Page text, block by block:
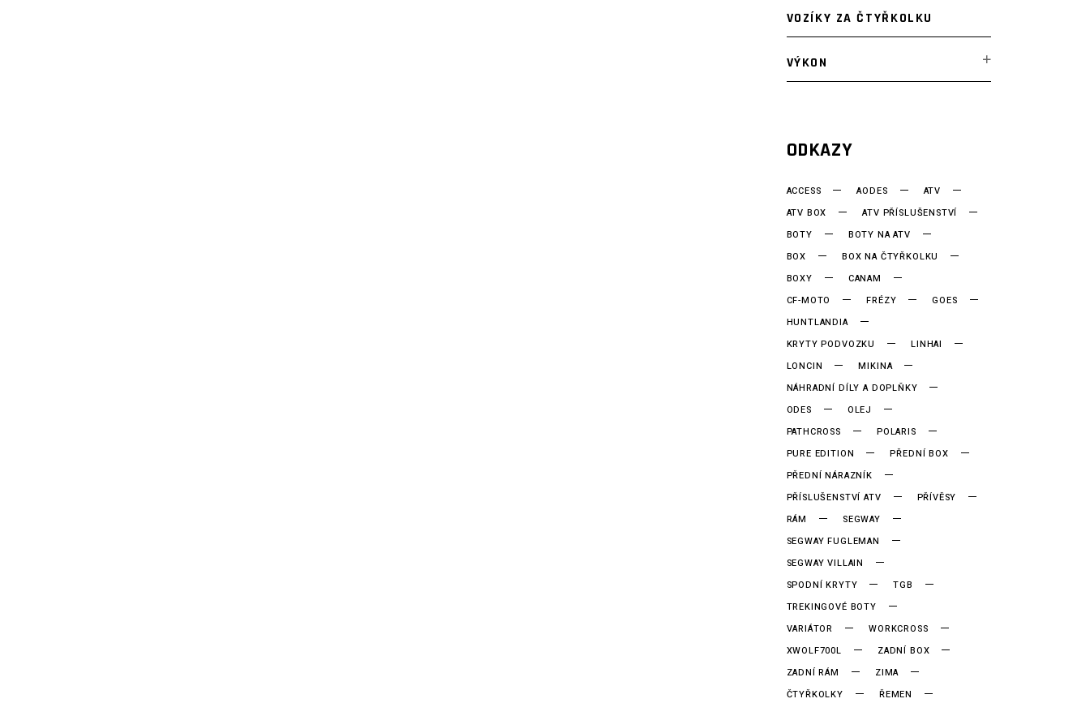
VOZÍKY ZA ČTYŘKOLKU
VÝKON
ODKAZY
ACCESS AODES
ATV
ATV BOX
ATV PŘÍSLUŠENSTVÍ
BOTY
BOTY NA ATV
BOX
BOX NA ČTYŘKOLKU
BOXY
CANAM
CF-MOTO
FRÉZY
GOES
HUNTLANDIA
KRYTY PODVOZKU
LINHAI
LONCIN
MIKINA
NÁHRADNÍ DÍLY A DOPLŇKY
ODES
OLEJ
PATHCROSS
POLARIS
PURE EDITION
PŘEDNÍ BOX
PŘEDNÍ NÁRAZNÍK
PŘÍSLUŠENSTVÍ ATV
PŘÍVĚSY
RÁM
SEGWAY
SEGWAY FUGLEMAN
SEGWAY VILLAIN
SPODNÍ KRYTY
TGB
TREKINGOVÉ BOTY
VARIÁTOR
WORKCROSS
XWOLF700L
ZADNÍ BOX
ZADNÍ RÁM
ZIMA
ČTYŘKOLKY
ŘEMEN